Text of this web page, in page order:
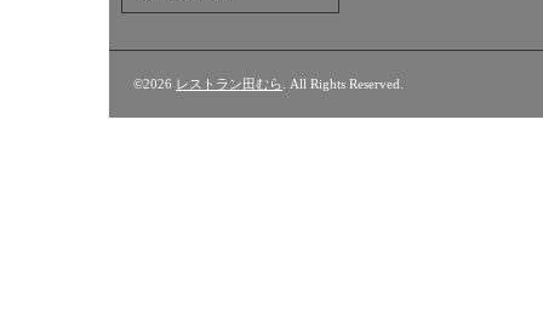
©2026 レストラン田むら . All Rights Reserved.